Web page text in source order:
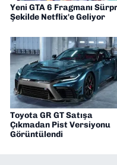
Yeni GTA 6 Fragmanı
Şekilde Netflix'e Geliyor
Toyota GR GT Satışa
Çıkmadan Pist Versiyonu
Görüntülendi